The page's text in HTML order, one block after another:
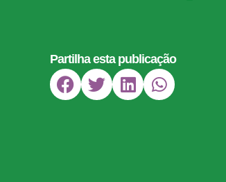
Partilha esta publicação